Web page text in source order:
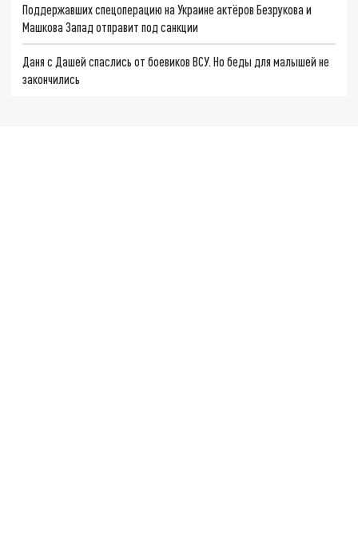
Поддержавших спецоперацию на Украине актёров Безрукова и
Машкова Запад отправит под санкции
Даня с Дашей спаслись от боевиков ВСУ. Но беды для малышей не
закончились